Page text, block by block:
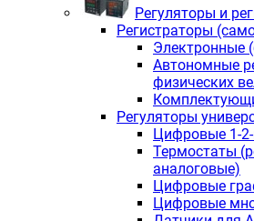
Регуляторы и
Регистраторы
Электронные
Автономные
физических
Регуляторы
Цифровые 1-
Термостаты
аналоговые)
Цифровые
Цифровые